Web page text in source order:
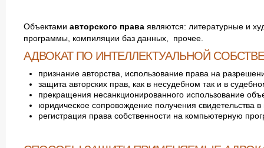
Объектами авторского права являются: литературные и
программы, компиляции баз данных, прочее.
АДВОКАТ ПО ИНТЕЛЛЕКТУАЛЬНОЙ
признание авторства, использование права на
защита авторских прав, как в несудебном так и в
прекращения несанкционированного использование
юридическое сопровождение получения свидетельства
регистрация права собственности на компьютерную